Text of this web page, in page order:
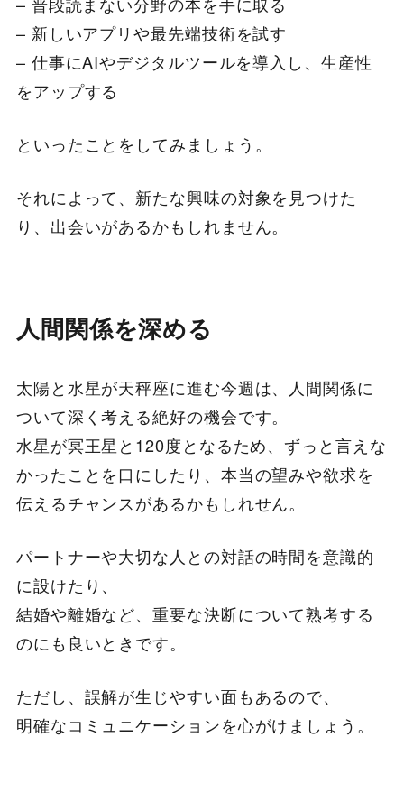
– 新しいアプリや最先端技術を試す
– 仕事にAIやデジタルツールを導入し、生産性
をアップする
といったことをしてみましょう。
それによって、新たな興味の対象を見つけた
り、出会いがあるかもしれません。
人間関係を深める
太陽と水星が天秤座に進む今週は、人間関係に
ついて深く考える絶好の機会です。
水星が冥王星と120度となるため、ずっと言えな
かったことを口にしたり、本当の望みや欲求を
伝えるチャンスがあるかもしれせん。
パートナーや大切な人との対話の時間を意識的
に設けたり、
結婚や離婚など、重要な決断について熟考する
のにも良いときです。
ただし、誤解が生じやすい面もあるので、
明確なコミュニケーションを心がけましょう。